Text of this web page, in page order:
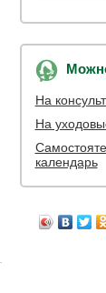
На
На
календарь